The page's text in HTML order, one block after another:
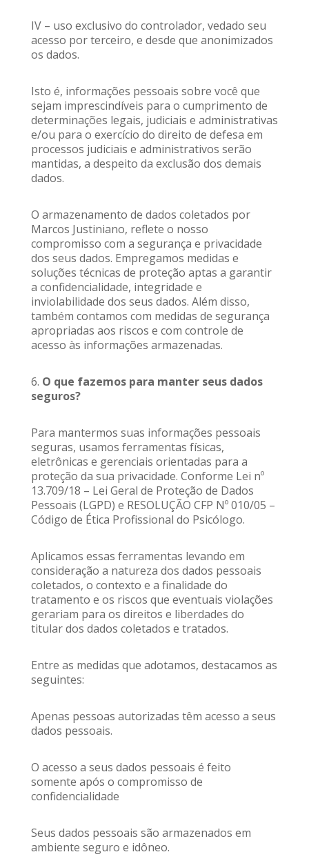
IV – uso exclusivo do controlador, vedado seu
acesso por terceiro, e desde que anonimizados
os dados.
Isto é, informações pessoais sobre você que
sejam imprescindíveis para o cumprimento de
determinações legais, judiciais e administrativas
e/ou para o exercício do direito de defesa em
processos judiciais e administrativos serão
mantidas, a despeito da exclusão dos demais
dados.
O armazenamento de dados coletados por
Marcos Justiniano, reflete o nosso
compromisso com a segurança e privacidade
dos seus dados. Empregamos medidas e
soluções técnicas de proteção aptas a garantir
a confidencialidade, integridade e
inviolabilidade dos seus dados. Além disso,
também contamos com medidas de segurança
apropriadas aos riscos e com controle de
acesso às informações armazenadas.
6. O que fazemos para manter seus dados
seguros?
Para mantermos suas informações pessoais
seguras, usamos ferramentas físicas,
eletrônicas e gerenciais orientadas para a
proteção da sua privacidade. Conforme Lei nº
13.709/18 – Lei Geral de Proteção de Dados
Pessoais (LGPD) e RESOLUÇÃO CFP Nº 010/05 –
Código de Ética Profissional do Psicólogo.
Aplicamos essas ferramentas levando em
consideração a natureza dos dados pessoais
coletados, o contexto e a finalidade do
tratamento e os riscos que eventuais violações
gerariam para os direitos e liberdades do
titular dos dados coletados e tratados.
Entre as medidas que adotamos, destacamos as
seguintes:
Apenas pessoas autorizadas têm acesso a seus
dados pessoais.
O acesso a seus dados pessoais é feito
somente após o compromisso de
confidencialidade
Seus dados pessoais são armazenados em
ambiente seguro e idôneo.